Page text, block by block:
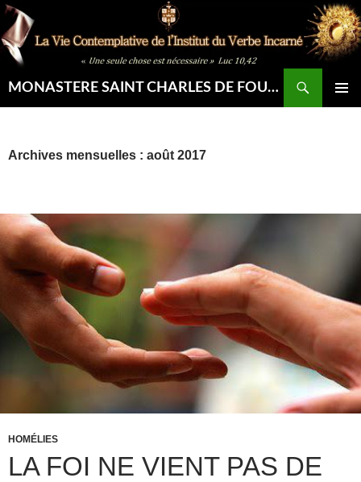
Aller
au
contenu
MONASTERE SAINT CHARLES DE FOUCAULD
Archives mensuelles : août 2017
HOMÉLIES
LA FOI NE VIENT PAS DE